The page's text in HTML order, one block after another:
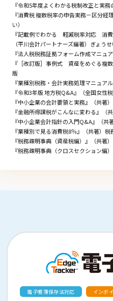
『令和5年度よくわかる税制改正と実
『消費税 複数税率の申告実務－区分
い）
『記載例でわかる 軽減税率対応 消費
（平川会計パートナーズ編著）ぎょう
『法人税税務証拠フォーム作成マニュ
『［改訂版］事例式 資産をめぐる複
版
『業種別税務・会計実務処理マニュア
『令和3年版 地方税Q&A』（全国女性
『中小企業の会計要領と実務』（共著
『金融所得課税がこんなに変わる』（
『中小企業会計指針の入門Q&A』（共
『業種別で見る消費税8％』（共著）税
『税務疎明事典（資産税編）』（共著
『税務疎明事典（クロスセクション編
電子帳簿保存法対応 インボ